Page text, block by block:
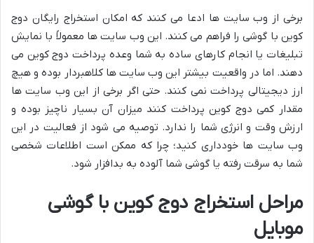
برخی از وب سایت ها ادعا می کنند که امکان استخراج رایگان دوج
کوین با گوشی را فراهم می کنند. این وب سایت ها معمولاً با نمایش
تبلیغات یا انجام کارهای ساده به شما وعده پرداخت دوج کوین می
دهند. اما در واقعیت بیشتر این وب سایت ها کلاهبردار بوده و هیچ
ارز دیجیتالی پرداخت نمی کنند. حتی اگر برخی از این وب سایت ها
مقدار کمی دوج کوین پرداخت کنند میزان آن بسیار ناچیز بوده و
ارزش وقت و انرژی شما را ندارد. توصیه می شود از فعالیت در این
وب سایت ها خودداری کنید؛ چرا که ممکن است اطلاعات شخصی
شما به سرقت رفته یا گوشی شما آلوده به بدافزار شود.
مراحل استخراج دوج کوین با گوشی
موبایل